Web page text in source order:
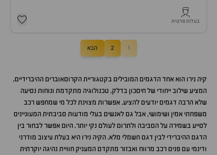
בעלות פרטית
1
2 הבא
קיה נירו הוא אחד הדגמים המובילים בקטגוריית הקרוסאוברים ההיברידיים,
המציע שילוב ייחודי של חיסכון בדלק, טכנולוגיה מתקדמת ונוחות נסיעה
שלא הרבה דגמים יודעים להציע. אפשרות מצוינת לכל מי שמחפש רכב
משפחתי אמין ושימושי, אבל גם לאנשים בעלי מודעות סביבתית המעוניינים
לסייע בשמירה על הסביבה ולתרום לעולם נקי יותר. היום אפשר לבחור בין
הדגם ההיברידי לבין דגם חשמלי מלא. הקיה נירו היא בעלת עיצוב מודרני
ודינמי עם פנים רכב מרווח ואבזור מתקדם המעניק חוויית נהיגה יוקרתית